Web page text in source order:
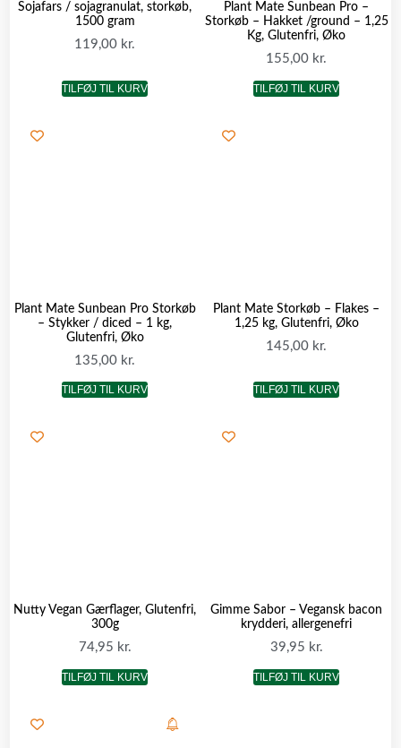
Sojafars / sojagranulat, storkøb,
1500 gram
119,00 kr.
TILFØJ TIL KURV
Plant Mate Sunbean Pro –
Storkøb – Hakket /ground – 1,25
Kg, Glutenfri, Øko
155,00 kr.
TILFØJ TIL KURV
Plant Mate Sunbean Pro Storkøb
– Stykker / diced – 1 kg,
Glutenfri, Øko
135,00 kr.
TILFØJ TIL KURV
Plant Mate Storkøb – Flakes –
1,25 kg, Glutenfri, Øko
145,00 kr.
TILFØJ TIL KURV
Nutty Vegan Gærflager, Glutenfri,
300g
74,95 kr.
TILFØJ TIL KURV
Gimme Sabor – Vegansk bacon
krydderi, allergenefri
39,95 kr.
TILFØJ TIL KURV